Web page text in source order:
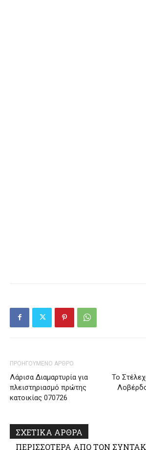
ΠΡΟΗΓΟΥΜΕΝΟ ΑΡΘΡΟ
Λάρισα Διαμαρτυρία για
πλειστηριασμό πρώτης
κατοικίας 070726
Το
ΣΧΕΤΙΚΑ ΑΡΘΡΑ
ΠΕΡΙΣΣΟΤΕΡΑ ΑΠΟ ΤΟΝ